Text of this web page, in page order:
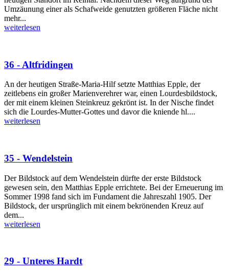
Umzäunung einer als Schafweide genutzten größeren Fläche nicht
mehr...
weiterlesen
36 - Altfridingen
An der heutigen Straße-Maria-Hilf setzte Matthias Epple, der
zeitlebens ein großer Marienverehrer war, einen Lourdesbildstock,
der mit einem kleinen Steinkreuz gekrönt ist. In der Nische findet
sich die Lourdes-Mutter-Gottes und davor die kniende hl....
weiterlesen
35 - Wendelstein
Der Bildstock auf dem Wendelstein dürfte der erste Bildstock
gewesen sein, den Matthias Epple errichtete. Bei der Erneuerung im
Sommer 1998 fand sich im Fundament die Jahreszahl 1905. Der
Bildstock, der ursprünglich mit einem bekrönenden Kreuz auf
dem...
weiterlesen
29 - Unteres Hardt